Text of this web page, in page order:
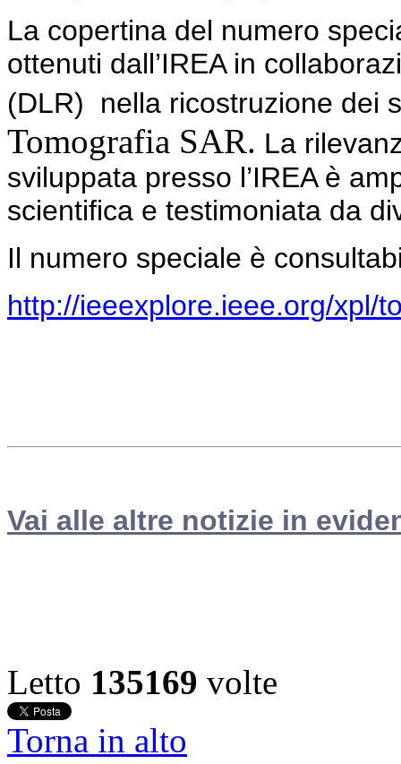
La copertina del numero
ottenuti dall’IREA in
(DLR) nella ricostruzione dei
Tomografia SAR. La
sviluppata presso l’IREA è
scientifica e testimoniata da
Il numero speciale è
http://ieeexplore.ieee.org/xpl/
Vai alle altre notizie in
Letto 135169 volte
Torna in alto